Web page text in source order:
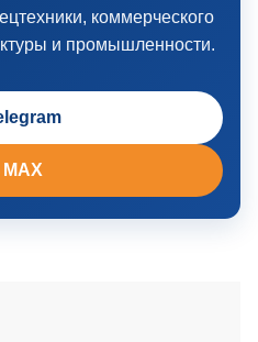
коммерческого
и промышленности.
MAX